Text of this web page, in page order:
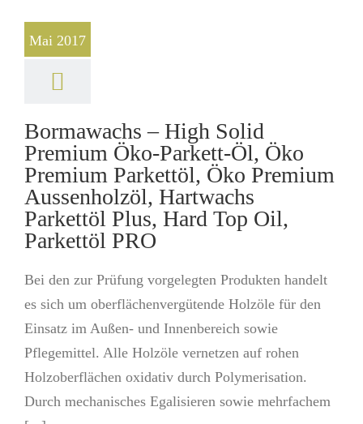
Mai 2017
Bormawachs – High Solid
Premium Öko-Parkett-Öl, Öko
Premium Parkettöl, Öko Premium
Aussenholzöl, Hartwachs
Parkettöl Plus, Hard Top Oil,
Parkettöl PRO
Bei den zur Prüfung vorgelegten Produkten handelt
es sich um oberflächenvergütende Holzöle für den
Einsatz im Außen- und Innenbereich sowie
Pflegemittel. Alle Holzöle vernetzen auf rohen
Holzoberflächen oxidativ durch Polymerisation.
Durch mechanisches Egalisieren sowie mehrfachem